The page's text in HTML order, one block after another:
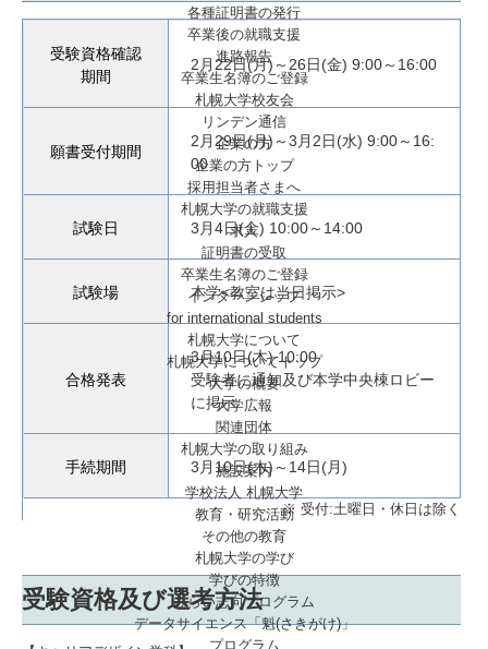
各種証明書の発行
卒業後の就職支援
進路報告
卒業生名簿のご登録
札幌大学校友会
リンデン通信
企業の方
企業の方トップ
採用担当者さまへ
札幌大学の就職支援
求人
証明書の受取
卒業生名簿のご登録
インターンシップ
for international students
札幌大学について
札幌大学についてトップ
大学の概要
大学広報
関連団体
札幌大学の取り組み
施設案内
学校法人 札幌大学
教育・研究活動
その他の教育
札幌大学の学び
学びの特徴
みらい志向プログラム
データサイエンス「魁(さきがけ)」
プログラム
受験資格確認
期間
2月22日(月)～26日(金) 9:00～16:00
願書受付期間
2月29日(月)～3月2日(水) 9:00～16:
00
試験日 3月4日(金) 10:00～14:00
試験場 本学<教室は当日掲示>
合格発表
3月10日(木) 10:00
受験者に通知及び本学中央棟ロビー
に掲示
手続期間 3月10日(木)～14日(月)
※ 受付:土曜日・休日は除く
受験資格及び選考方法